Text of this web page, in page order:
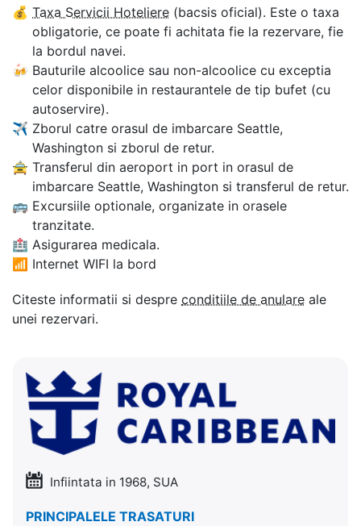
💰 Taxa Servicii Hoteliere (bacsis oficial). Este o taxa
obligatorie, ce poate fi achitata fie la rezervare, fie
la bordul navei.
🍻 Bauturile alcoolice sau non-alcoolice cu exceptia
celor disponibile in restaurantele de tip bufet (cu
autoservire).
✈ Zborul catre orasul de imbarcare Seattle,
Washington si zborul de retur.
🚖 Transferul din aeroport in port in orasul de
imbarcare Seattle, Washington si transferul de retur.
🚌 Excursiile optionale, organizate in orasele
tranzitate.
🏥 Asigurarea medicala.
📶 Internet WIFI la bord
Citeste informatii si despre conditiile de anulare ale
unei rezervari.
Infiintata in 1968, SUA
PRINCIPALELE TRASATURI